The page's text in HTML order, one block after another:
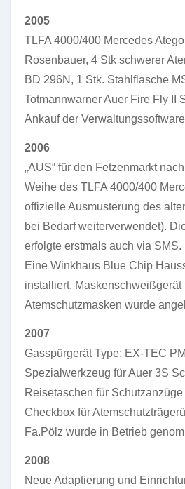
2005
TLFA 4000/400 Mercedes
Rosenbauer, 4 Stk schwerer
BD 296N, 1 Stk. Stahlflasche
Totmannwarner Auer Fire Fly II
Ankauf der
2006
„AUS“ für den Fetzenmarkt
Weihe des TLFA 4000/400
offizielle Ausmusterung des
bei Bedarf weiterverwendet).
erfolgte erstmals auch via SMS.
Eine Winkhaus Blue Chip
installiert. Maskenschweißgerät
Atemschutzmasken wurde
2007
Gasspürgerät Type: EX-TEC
Spezialwerkzeug für Auer 3S
Reisetaschen für
Checkbox für
Fa.Pölz wurde in Betrieb
2008
Neue Adaptierung und